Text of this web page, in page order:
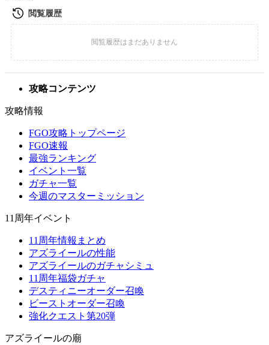
攻略コンテンツ
攻略情報
FGO攻略トップページ
FGO速報
最強ランキング
イベント一覧
ガチャ一覧
今週のマスターミッション
11周年イベント
11周年情報まとめ
アズライールの性能
アズライールのガチャシミュ
11周年福袋ガチャ
デスティニーオーダー召喚
ビーストオーダー召喚
強化クエスト第20弾
アズライールの廟